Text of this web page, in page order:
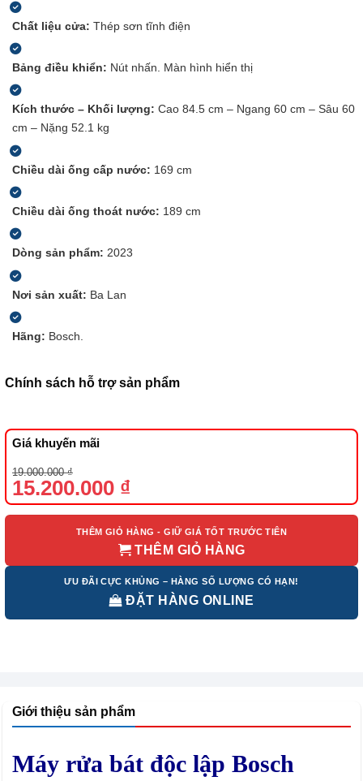
Chất liệu cửa: Thép sơn tĩnh điện
Bảng điều khiển: Nút nhấn. Màn hình hiển thị
Kích thước – Khối lượng: Cao 84.5 cm – Ngang 60 cm – Sâu 60
cm – Nặng 52.1 kg
Chiều dài ống cấp nước: 169 cm
Chiều dài ống thoát nước: 189 cm
Dòng sản phẩm: 2023
Nơi sản xuất: Ba Lan
Hãng: Bosch.
Chính sách hỗ trợ sản phẩm
Giá khuyến mãi
19.000.000₫
Giá
gốc
là:
19.000.000 ₫.
15.200.000 ₫
Giá
hiện
tại
là:
THÊM GIỎ HÀNG - GIỮ GIÁ TỐT TRƯỚC TIÊN
THÊM GIỎ HÀNG
ƯU ĐÃI CỰC KHỦNG – HÀNG SỐ LƯỢNG CÓ HẠN!
ĐẶT HÀNG ONLINE
Giới thiệu sản phẩm
Máy rửa bát độc lập Bosch